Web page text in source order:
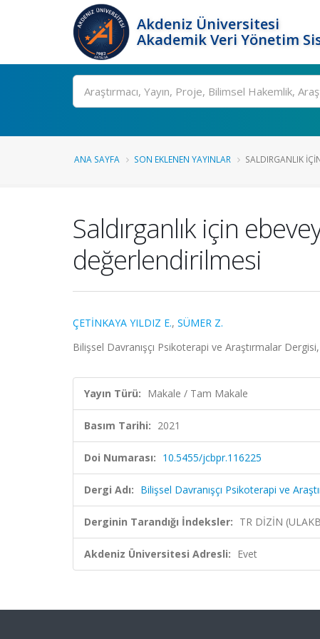
Akdeniz Üniversitesi
Akademik Veri Yönetim
Ara
ANA SAYFA SON EKLENEN YAYINLAR SALDIRGANLIK
Saldırganlık için
değerlendirilmesi
ÇETİNKAYA YILDIZ E., SÜMER Z.
Bilişsel Davranışçı Psikoterapi ve Araştırmalar
Yayın Türü: Makale / Tam Makale
Basım Tarihi: 2021
Doi Numarası: 10.5455/jcbpr.116225
Dergi Adı: Bilişsel Davranışçı Psikoterapi ve
Derginin Tarandığı İndeksler: TR DİZİN
Akdeniz Üniversitesi Adresli: Evet